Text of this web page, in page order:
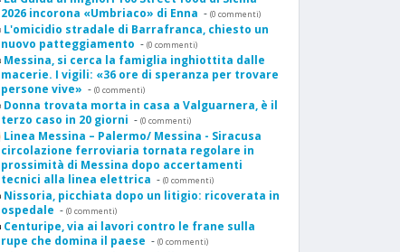
2026 incorona «Umbriaco» di Enna - (0 commenti)
L'omicidio stradale di Barrafranca, chiesto un
nuovo patteggiamento - (0 commenti)
Messina, si cerca la famiglia inghiottita dalle
macerie. I vigili: «36 ore di speranza per trovare
persone vive» - (0 commenti)
Donna trovata morta in casa a Valguarnera, è il
terzo caso in 20 giorni - (0 commenti)
Linea Messina – Palermo/ Messina - Siracusa
circolazione ferroviaria tornata regolare in
prossimità di Messina dopo accertamenti
tecnici alla linea elettrica - (0 commenti)
Nissoria, picchiata dopo un litigio: ricoverata in
ospedale - (0 commenti)
Centuripe, via ai lavori contro le frane sulla
rupe che domina il paese - (0 commenti)